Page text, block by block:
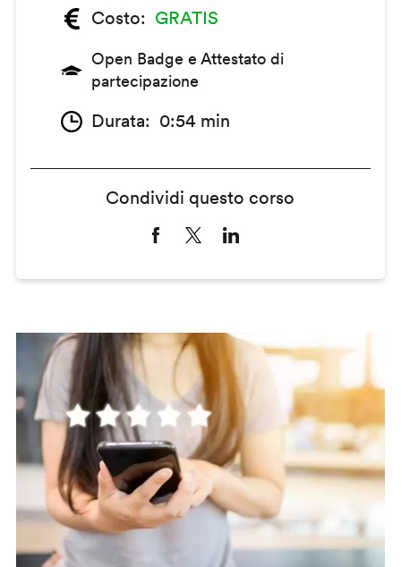
Costo
GRATIS
Open Badge e Attestato di
partecipazione
Durata 0:54 min
Condividi questo corso